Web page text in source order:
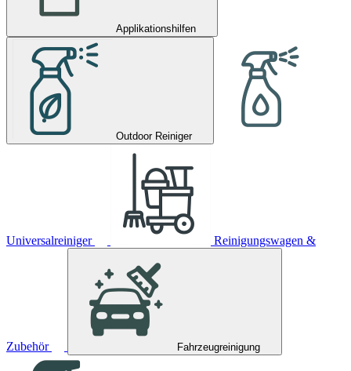
Applikationshilfen
Outdoor Reiniger
Universalreiniger Reinigungswagen &
Zubehör Fahrzeugreinigung